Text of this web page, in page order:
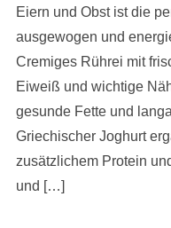
Eiern und Obst ist die
ausgewogen und
Cremiges Rührei mit
Eiweiß und wichtige
gesunde Fette und
Griechischer Joghurt
zusätzlichem Protein
und […]